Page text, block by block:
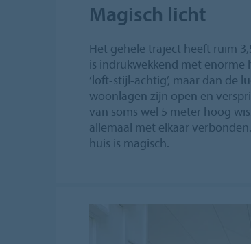
Magisch licht
Het gehele traject heeft ruim
is indrukwekkend met enorme
‘loft-stijl-achtig’, maar dan de
woonlagen zijn open en
van soms wel 5 meter hoog
allemaal met elkaar
huis is magisch.